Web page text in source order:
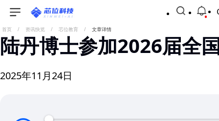
首页 / 资讯快览 / 芯位教育 / 文章详情
陆丹博士参加2026届全
2025年11月24日